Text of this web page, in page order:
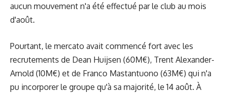
aucun mouvement n'a été effectué par le club au mois
d'août.
Pourtant, le mercato avait commencé fort avec les
recrutements de Dean Huijsen (60M€), Trent Alexander-
Arnold (10M€) et de Franco Mastantuono (63M€) qui n'a
pu incorporer le groupe qu'à sa majorité, le 14 août. À